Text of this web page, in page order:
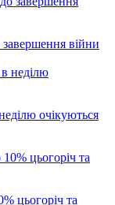
війни
очікуються
цьогоріч та